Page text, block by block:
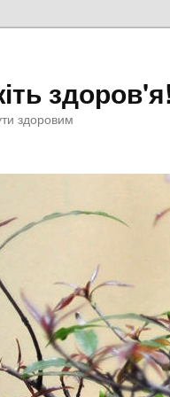
здоровим